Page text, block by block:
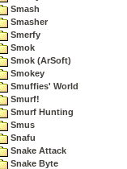
Smash
Smasher
Smerfy
Smok
Smok (ArSoft)
Smokey
Smuffies' World
Smurf!
Smurf Hunting
Smus
Snafu
Snake Attack
Snake Byte